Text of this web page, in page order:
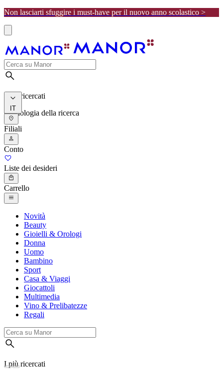
Non lasciarti sfuggire i must-have per il nuovo anno scolastico >
I più ricercati
Cronologia della ricerca
IT
Filiali
Conto
Liste dei desideri
Carrello
Novità
Beauty
Gioielli & Orologi
Donna
Uomo
Bambino
Sport
Casa & Viaggi
Giocattoli
Multimedia
Vino & Prelibatezze
Regali
I più ricercati